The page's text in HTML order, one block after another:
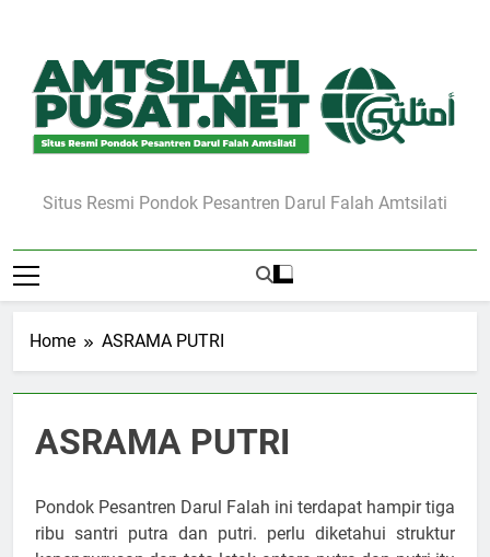
content
Situs Resmi Pondok Pesantren Darul Falah Amtsilati
Home ASRAMA PUTRI
ASRAMA PUTRI
Pondok Pesantren Darul Falah ini terdapat hampir tiga
ribu santri putra dan putri. perlu diketahui struktur